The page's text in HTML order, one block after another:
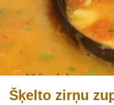
Šķelto zirņu